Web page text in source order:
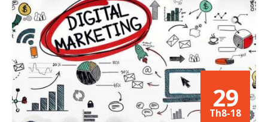
29
Th8-18